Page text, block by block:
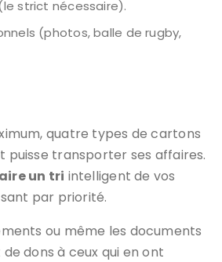
strict nécessaire).
(photos, balle de rugby,
quatre types de cartons
puisse transporter ses affaires.
un tri intelligent de vos
par priorité.
ou même les documents
dons à ceux qui en ont